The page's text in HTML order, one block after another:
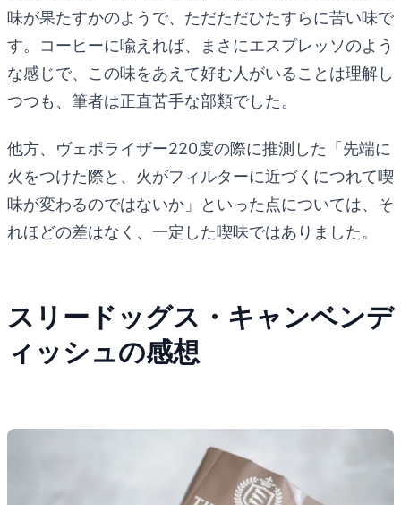
味が果たすかのようで、ただただひたすらに苦い味で
す。コーヒーに喩えれば、まさにエスプレッソのよう
な感じで、この味をあえて好む人がいることは理解し
つつも、筆者は正直苦手な部類でした。
他方、ヴェポライザー220度の際に推測した「先端に
火をつけた際と、火がフィルターに近づくにつれて喫
味が変わるのではないか」といった点については、そ
れほどの差はなく、一定した喫味ではありました。
スリードッグス・キャンベンデ
ィッシュの感想